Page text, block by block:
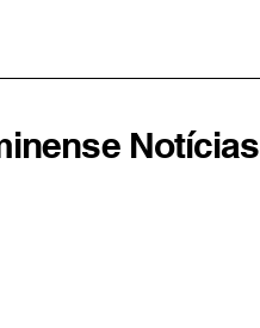
Notícias